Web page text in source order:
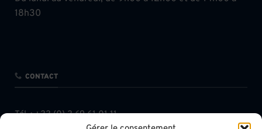
18h30
CONTACT
Tél. :+33 (0) 3 69 61 01 11